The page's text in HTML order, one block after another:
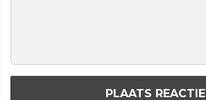
PLAATS REACTIE